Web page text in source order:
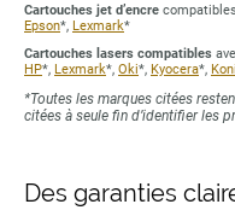
Cartouches jet d’encre
Epson*, Lexmark*
Cartouches lasers compatibles
HP*, Lexmark*, Oki*, Kyocera*,
*Toutes les marques citées
citées à seule fin d’identifier les
Des garanties